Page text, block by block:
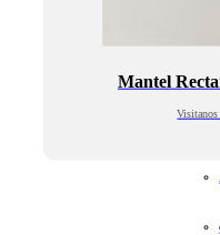
Mantel
Visitanos